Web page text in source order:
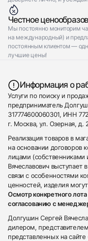
Честное
Мы постоянно мониторим
на международный) и
постоянным клиентом —
лучшие цены!
Информация о
Услуги по поиску и
предприниматель
317774600060301, ИНН
г. Москва, ул. Озерная, д.
Реализация товаров в
на основании договоров
лицами
Вячеславович выступает
связи с особенностями
ценностей, изделия
Осмотр конкретного
согласованию с
Долгушин Сергей
дилером,
представленных на